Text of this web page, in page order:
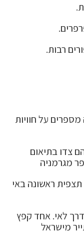
רבות.
על חוויות
הם צדו בתיאום
מגרמניה
תצפית ראשונה באי
לאי. אחד קפץ
מישראל